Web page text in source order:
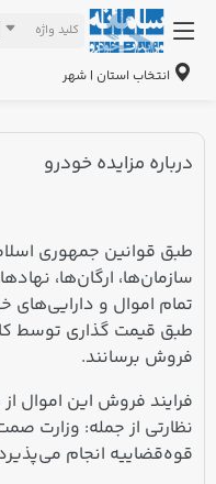
کلید واژه
انتخاب استان | شهر
درباره مزایده خودرو
طبق قوانین جمهوری
سازمان‌ها، ارگان‌ها،
تمام اموال و دارایی‌های
طبق قیمت گذاری توسط
فروش برسانند.
فرایند فروش این اموال
نظارتی از جمله: وزارت
قوه‌قضاییه انجام